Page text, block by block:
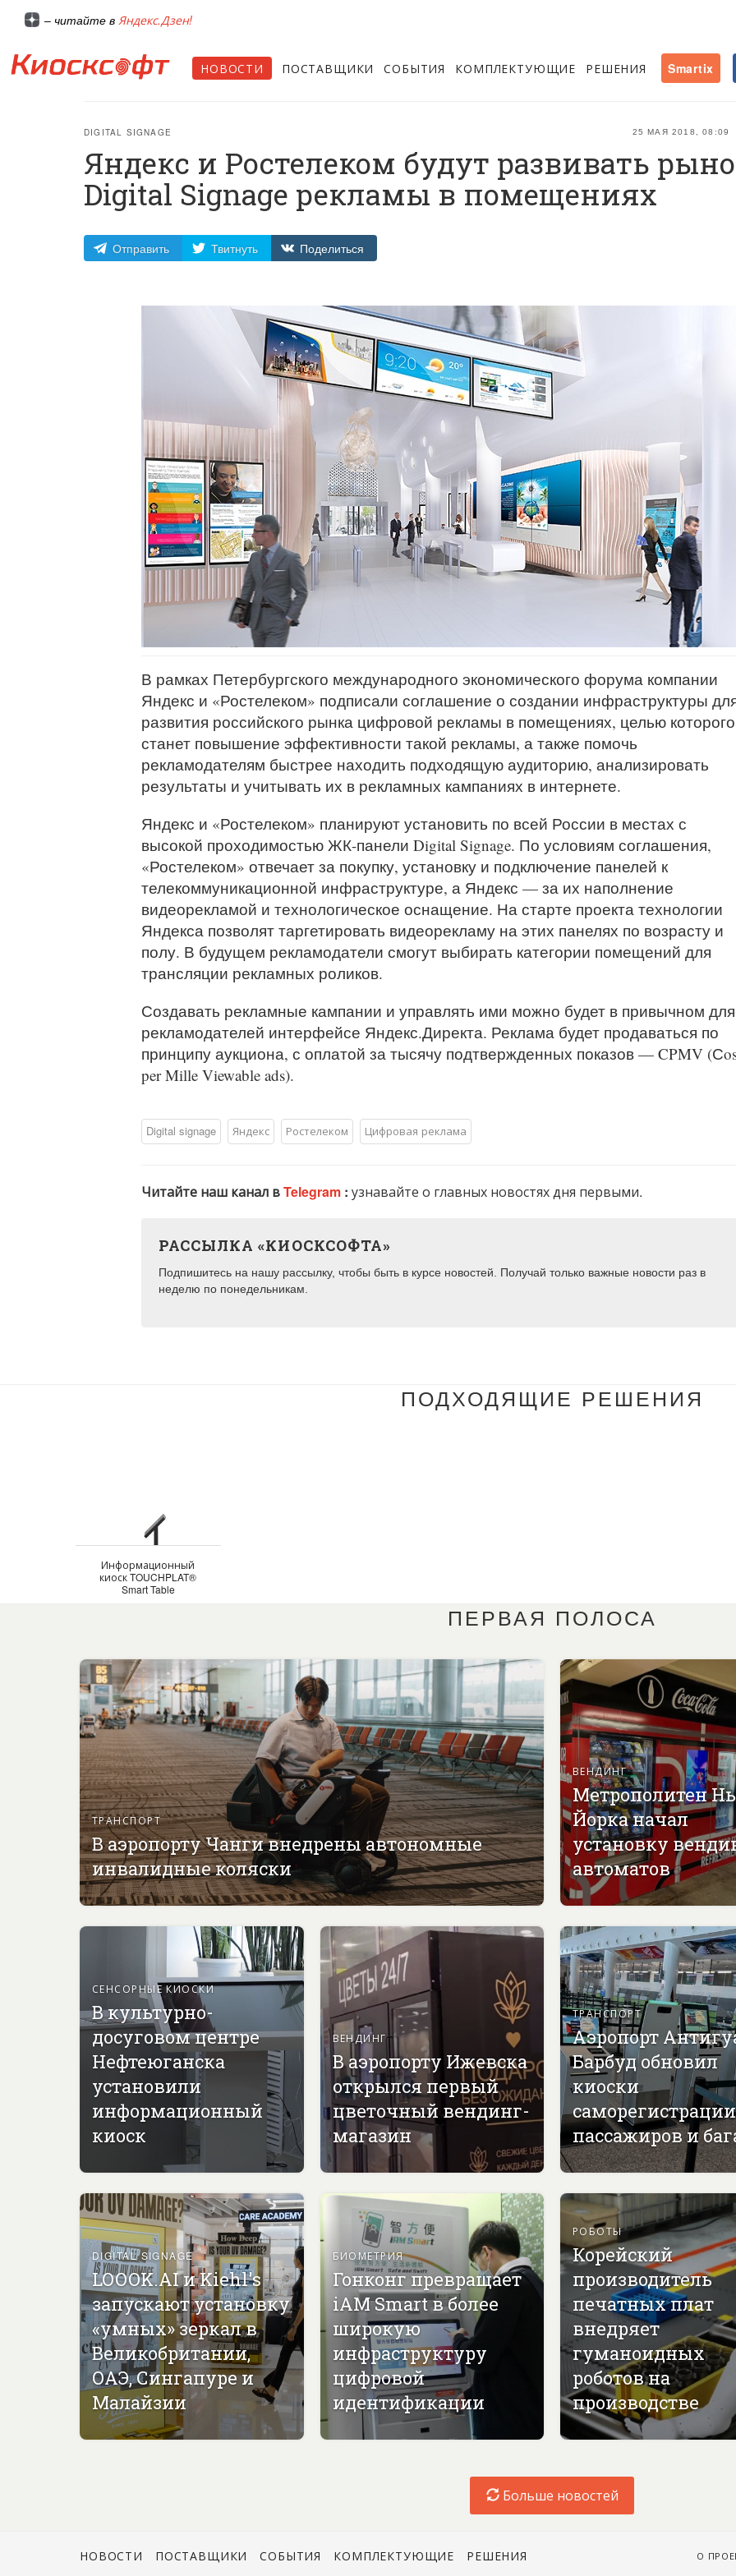
– читайте в Яндекс.Дзен!
НОВОСТИ ПОСТАВЩИКИ СОБЫТИЯ КОМПЛЕКТУЮЩИЕ РЕШЕНИЯ Smartix
25 МАЯ 2018, 08:09
DIGITAL SIGNAGE
Яндекс и Ростелеком будут развивать
Digital Signage рекламы в помещениях
Отправить Твитнуть Поделиться
В рамках Петербургского международного экономического форума компании
Яндекс и «Ростелеком» подписали соглашение о создании инфраструктуры
развития российского рынка цифровой рекламы в помещениях, целью которого
станет повышение эффективности такой рекламы, а также помочь
рекламодателям быстрее находить подходящую аудиторию, анализировать
результаты и учитывать их в рекламных кампаниях в интернете.
Яндекс и «Ростелеком» планируют установить по всей России в местах с
высокой проходимостью ЖК-панели Digital Signage. По условиям соглашения,
«Ростелеком» отвечает за покупку, установку и подключение панелей к
телекоммуникационной инфраструктуре, а Яндекс — за их наполнение
видеорекламой и технологическое оснащение. На старте проекта технологии
Яндекса позволят таргетировать видеорекламу на этих панелях по возрасту и
полу. В будущем рекламодатели смогут выбирать категории помещений для
трансляции рекламных роликов.
Создавать рекламные кампании и управлять ими можно будет в привычном для
рекламодателей интерфейсе Яндекс.Директа. Реклама будет продаваться по
принципу аукциона, с оплатой за тысячу подтвержденных показов — CPMV
per Mille Viewable ads).
Digital signage Яндекс Ростелеком Цифровая реклама
Читайте наш канал вTelegram : узнавайте о главных новостях дня первыми.
РАССЫЛКА «КИОСКСОФТА»
Подпишитесь на нашу рассылку, чтобы быть в курсе новостей. Получай только важные новости раз в
неделю по понедельникам.
ПОДХОДЯЩИЕ РЕШЕНИЯ
Информационный
киоск TOUCHPLAT®
Smart Table
ПЕРВАЯ ПОЛОСА
ТРАНСПОРТ
В аэропорту Чанги внедрены автономные
инвалидные коляски
ВЕНДИНГ
Метрополитен
Йорка начал
установку
автоматов
СЕНСОРНЫЕ КИОСКИ
В культурно-
досуговом центре
Нефтеюганска
установили
информационный
киоск
ВЕНДИНГ
В аэропорту Ижевска
открылся первый
цветочный вендинг-
магазин
ТРАНСПОРТ
Аэропорт
Барбуд обновил
киоски
саморегистрации
пассажиров и
DIGITAL SIGNAGE
LOOOK.AI и Kiehl's
запускают установку
«умных» зеркал в
Великобритании,
ОАЭ, Сингапуре и
Малайзии
БИОМЕТРИЯ
Гонконг превращает
iAM Smart в более
широкую
инфраструктуру
цифровой
идентификации
РОБОТЫ
Корейский
производитель
печатных плат
внедряет
гуманоидных
роботов на
производстве
Больше новостей
О
НОВОСТИ ПОСТАВЩИКИ СОБЫТИЯ КОМПЛЕКТУЮЩИЕ РЕШЕНИЯ